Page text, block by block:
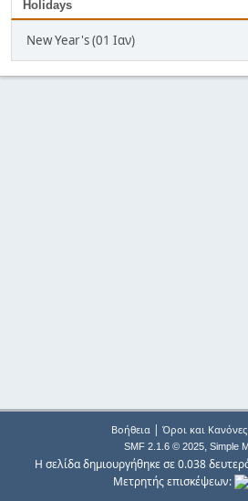
Holidays
New Year's (01 Ιαν)
Βοήθεια| Όροι και Κανόνες
SMF 2.1.6 © 2025, Simple
Η σελίδα δημιουργήθηκε σε 0.038
Μετρητής επισκέψεων: